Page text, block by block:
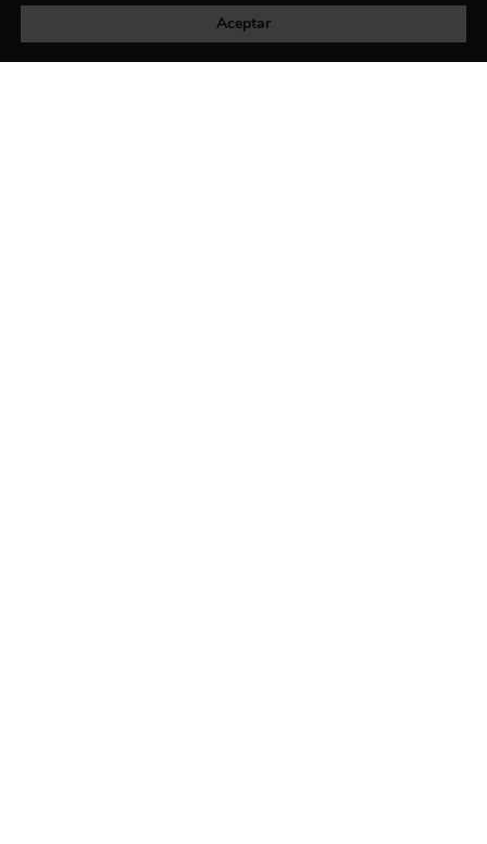
Aceptar